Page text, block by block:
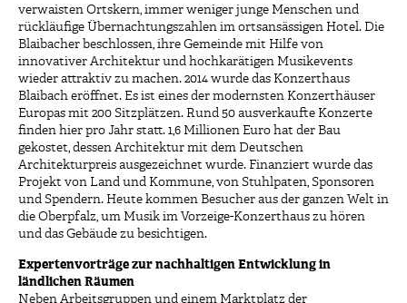
verwaisten Ortskern, immer weniger junge Menschen und
rückläufige Übernachtungszahlen im ortsansässigen Hotel. Die
Blaibacher beschlossen, ihre Gemeinde mit Hilfe von
innovativer Architektur und hochkarätigen Musikevents
wieder attraktiv zu machen. 2014 wurde das Konzerthaus
Blaibach eröffnet. Es ist eines der modernsten Konzerthäuser
Europas mit 200 Sitzplätzen. Rund 50 ausverkaufte Konzerte
finden hier pro Jahr statt. 1,6 Millionen Euro hat der Bau
gekostet, dessen Architektur mit dem Deutschen
Architekturpreis ausgezeichnet wurde. Finanziert wurde das
Projekt von Land und Kommune, von Stuhlpaten, Sponsoren
und Spendern. Heute kommen Besucher aus der ganzen Welt in
die Oberpfalz, um Musik im Vorzeige-Konzerthaus zu hören
und das Gebäude zu besichtigen.
Expertenvorträge zur nachhaltigen Entwicklung in
ländlichen Räumen
Neben Arbeitsgruppen und einem Marktplatz der